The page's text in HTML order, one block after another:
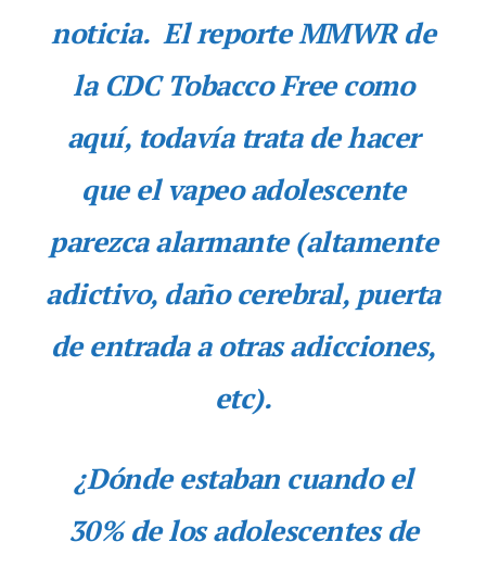
noticia. El reporte MMWR de
la CDC Tobacco Free como
aquí, todavía trata de hacer
que el vapeo adolescente
parezca alarmante (altamente
adictivo, daño cerebral, puerta
de entrada a otras adicciones,
etc).
¿Dónde estaban cuando el
30% de los adolescentes de